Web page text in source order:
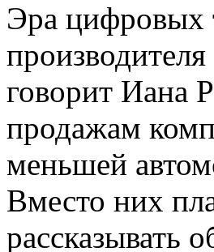
Эра цифровых
говорит Иана
продажам
меньшей
Вместо них
рассказывать